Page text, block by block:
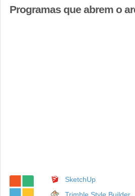
Programas que abrem o
SketchUp